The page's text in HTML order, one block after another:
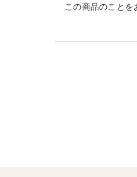
※画像は1パック
〈黒豚ウインナ
この商品のこと